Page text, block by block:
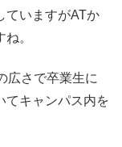
ていますがATか
。
広さで卒業生に
てキャンパス内を